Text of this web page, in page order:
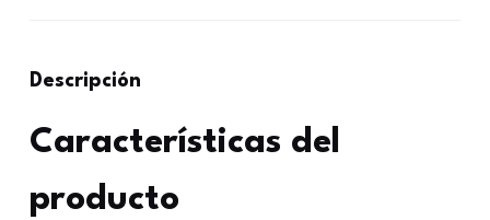
Descripción
Características del
producto